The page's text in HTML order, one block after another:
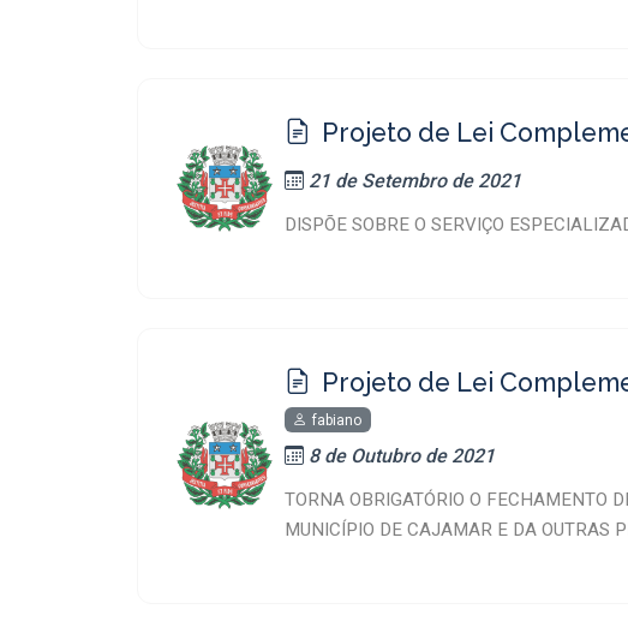
Projeto de Lei
21 de Setembro de 2021
DISPÕE SOBRE O SERVIÇO
Projeto de Lei
fabiano
8 de Outubro de 2021
TORNA OBRIGATÓRIO O FECHAMENTO
MUNICÍPIO DE CAJAMAR E DA OUTRAS